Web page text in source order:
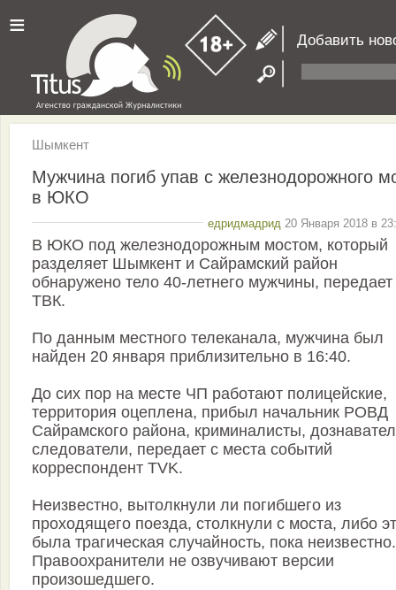
≡ Добавить
Шымкент
Мужчина погиб упав с железнодорожного
в ЮКО
едридмадрид 20 Января 2018 в
В ЮКО под железнодорожным мостом, который
разделяет Шымкент и Сайрамский район
обнаружено тело 40-летнего мужчины, передает
ТВК.
По данным местного телеканала, мужчина был
найден 20 января приблизительно в 16:40.
До сих пор на месте ЧП работают полицейские,
территория оцеплена, прибыл начальник РОВД
Сайрамского района, криминалисты,
следователи, передает с места событий
корреспондент TVK.
Неизвестно, вытолкнули ли погибшего из
проходящего поезда, столкнули с моста, либо
была трагическая случайность, пока неизвестно.
Правоохранители не озвучивают версии
произошедшего.